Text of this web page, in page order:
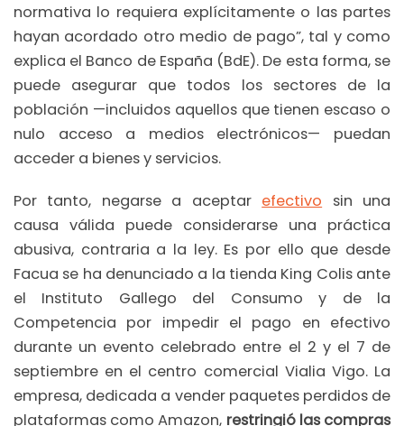
normativa lo requiera explícitamente o las partes
hayan acordado otro medio de pago”, tal y como
explica el Banco de España (BdE). De esta forma, se
puede asegurar que todos los sectores de la
población —incluidos aquellos que tienen escaso o
nulo acceso a medios electrónicos— puedan
acceder a bienes y servicios.
Por tanto, negarse a aceptar efectivo sin una
causa válida puede considerarse una práctica
abusiva, contraria a la ley. Es por ello que desde
Facua se ha denunciado a la tienda King Colis ante
el Instituto Gallego del Consumo y de la
Competencia por impedir el pago en efectivo
durante un evento celebrado entre el 2 y el 7 de
septiembre en el centro comercial Vialia Vigo. La
empresa, dedicada a vender paquetes perdidos de
plataformas como Amazon, restringió las compras